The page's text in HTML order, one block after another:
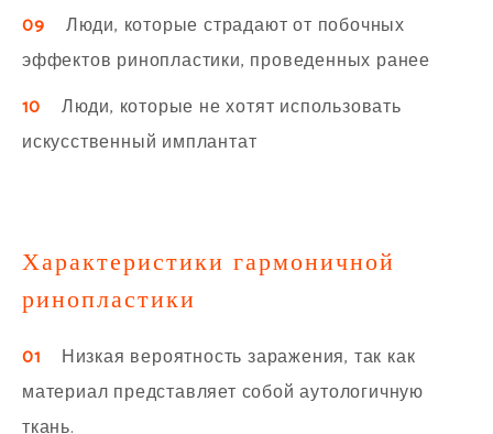
09 Люди, которые страдают от побочных
эффектов ринопластики, проведенных ранее
10 Люди, которые не хотят использовать
искусственный имплантат
Характеристики гармоничной
ринопластики
01 Низкая вероятность заражения, так как
материал представляет собой аутологичную
ткань.